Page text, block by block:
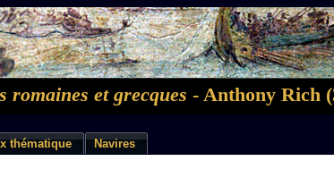
romaines et grecques - Anthony Rich
thématique Navires